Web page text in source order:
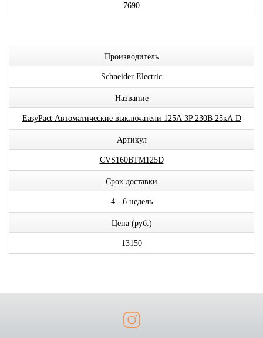
7690
Производитель
Schneider Electric
Название
EasyPact Автоматические выключатели 125А 3P 230В 25кА D
Артикул
CVS160BTM125D
Срок доставки
4 - 6 недель
Цена (руб.)
13150